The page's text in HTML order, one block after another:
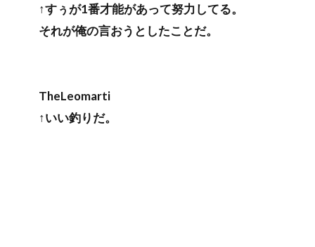
↑すぅが1番才能があって努力してる。
それが俺の言おうとしたことだ。
TheLeomarti
↑いい釣りだ。